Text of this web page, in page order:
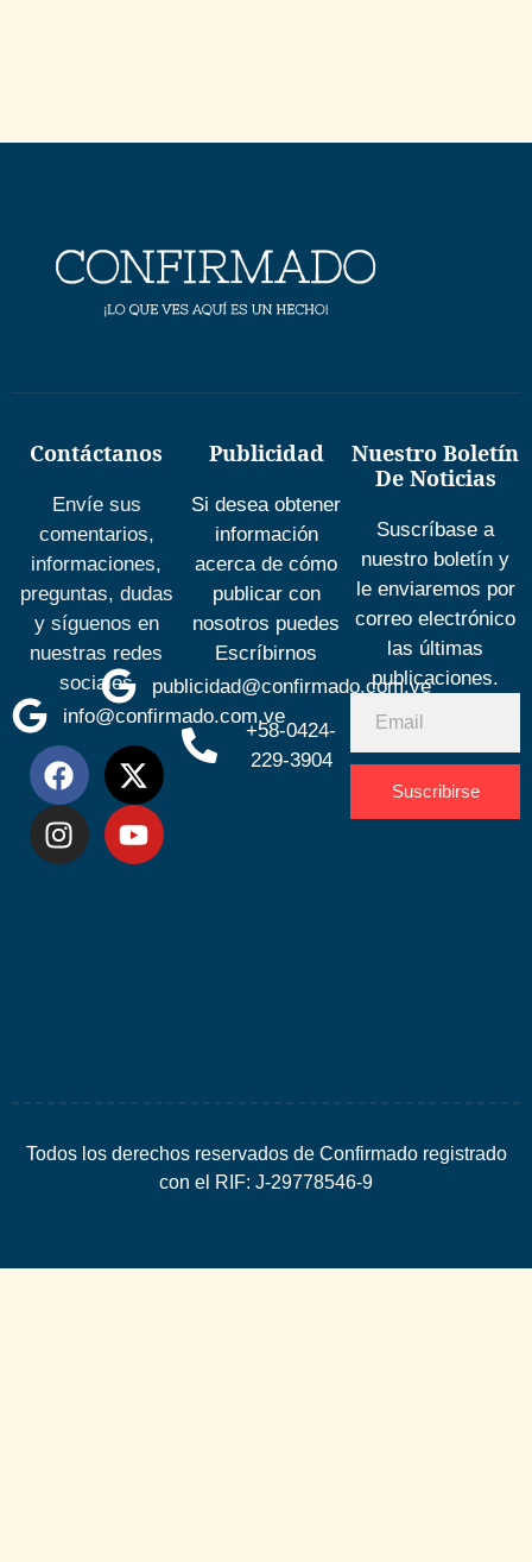
Contáctanos
Envíe sus
comentarios,
informaciones,
preguntas, dudas
y síguenos en
nuestras redes
sociales
info@confirmado.com.ve
Publicidad
Si desea obtener
información
acerca de cómo
publicar con
nosotros puedes
Escríbirnos
publicidad@confirmado.com.ve
+58-0424-
229-3904
Nuestro Boletín
De Noticias
Suscríbase a
nuestro boletín y
le enviaremos por
correo electrónico
las últimas
publicaciones.
Suscribirse
Todos los derechos reservados de Confirmado registrado
con el RIF: J-29778546-9